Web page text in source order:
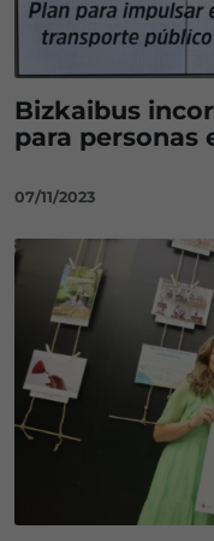
Bizkaibus
para personas
07/11/2023